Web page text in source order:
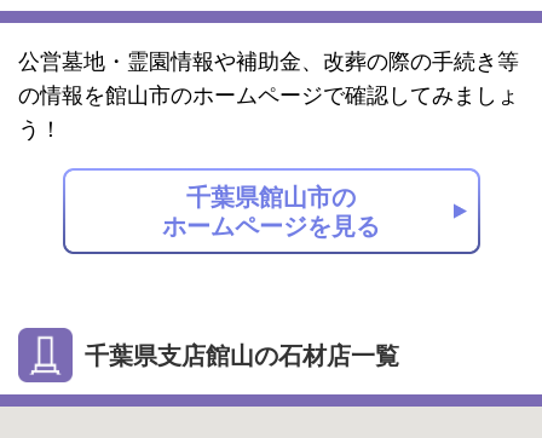
公営墓地・霊園情報や補助金、改葬の際の手続き等
の情報を館山市のホームページで確認してみましょ
う！
千葉県館山市の
ホームページを見る
千葉県支店館山の石材店一覧